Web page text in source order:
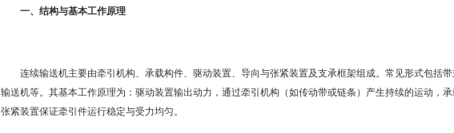
一、结构与基本工作原理
连续输送机主要由牵引机构、承载构件、驱动装置、导向与张紧装置及支承框架组成。常见形式包括
输送机等。其基本工作原理为：驱动装置输出动力，通过牵引机构（如传动带或链条）产生持续的运动，
张紧装置保证牵引件运行稳定与受力均匀。